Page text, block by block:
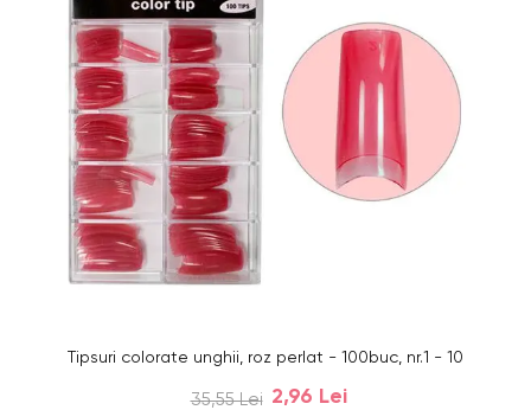
Tipsuri colorate unghii, roz perlat - 100buc, nr.1 - 10
35,55 Lei 2,96 Lei